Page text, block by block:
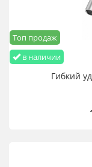
в наличии
Топ продаж
Гибкий